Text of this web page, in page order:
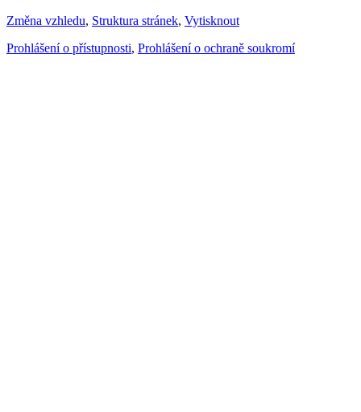
Změna vzhledu, Struktura stránek, Vytisknout
Prohlášení o přístupnosti, Prohlášení o ochraně soukromí